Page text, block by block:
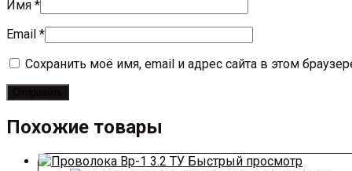
Имя *
Email *
Сохранить моё имя, email и адрес сайта в этом
Похожие товары
Быстрый просмотр